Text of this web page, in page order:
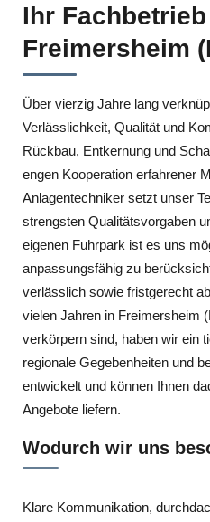
Ihr
Freimersheim
Über vierzig Jahre lang
Verlässlichkeit, Qualität und
Rückbau, Entkernung und
engen Kooperation erfahrener
Anlagentechniker setzt unser
strengsten Qualitätsvorgaben
eigenen Fuhrpark ist es uns
anpassungsfähig zu
verlässlich sowie fristgerecht
vielen Jahren in Freimersheim
verkörpern sind, haben wir ein
regionale Gegebenheiten und
entwickelt und können Ihnen
Angebote liefern.
Wodurch wir uns
Klare Kommunikation,